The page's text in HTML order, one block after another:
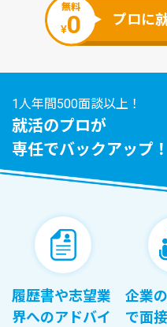
無料
¥0 プロに
1人年間500面談以上！
就活のプロが
専任でバックアップ！
履歴書や志望業
界へのアドバイ
企業
で面